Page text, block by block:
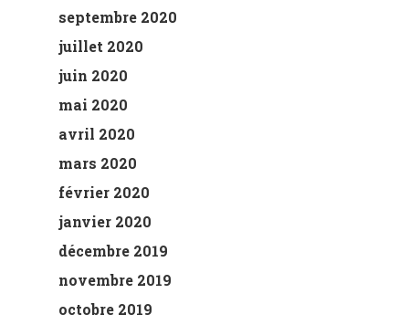
septembre 2020
juillet 2020
juin 2020
mai 2020
avril 2020
mars 2020
février 2020
janvier 2020
décembre 2019
novembre 2019
octobre 2019